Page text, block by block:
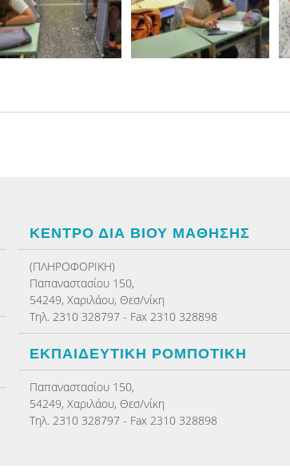
ΚΕΝΤΡΟ ΔΙΑ ΒΙΟΥ ΜΑΘΗΣΗΣ
(ΠΛΗΡΟΦΟΡΙΚΗ)
Παπαναστασίου 150,
54249, Χαριλάου, Θεσ/νίκη
Τηλ. 2310 328797 - Fax 2310 328898
ΕΚΠΑΙΔΕΥΤΙΚΗ ΡΟΜΠΟΤΙΚΗ
Παπαναστασίου 150,
54249, Χαριλάου, Θεσ/νίκη
Τηλ. 2310 328797 - Fax 2310 328898